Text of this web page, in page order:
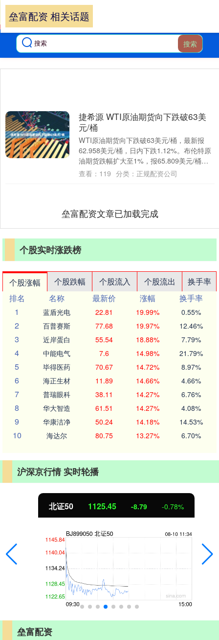
搜索
垒富配资 相关话题
捷希源 WTI原油期货向下跌破63美
元/桶
WTI原油期货向下跌破63美元/桶，最新报
62.958美元/桶，日内下跌1.12%。布伦特原
油期货跌幅扩大至1%，报65.809美元/桶。
文章来源：东方财富C....
查看： 119 分类： 正规配资公司
垒富配资文章已加载完成
个股实时涨跌榜
个股涨幅 个股跌幅 个股流入 个股流出
换手率
排名
名称 最新价 涨幅
换手率
1
蓝盾光电 22.81 19.99% 0.55%
2 百普赛斯 77.68 19.97% 12.46%
3 近岸蛋白 55.54 18.88% 7.79%
4 中能电气 7.6 14.98% 21.79%
5 毕得医药 70.67 14.72% 8.97%
6 海正生材 11.89 14.66% 4.66%
7 普瑞眼科 38.11 14.27% 6.76%
8 华大智造 61.51 14.27% 4.08%
9 华康洁净 50.24 14.18% 14.53%
10 海达尔 80.75 13.27% 6.70%
沪深京行情 实时轮播
北证50 1125.45 -8.79 -0.78%
垒富配资